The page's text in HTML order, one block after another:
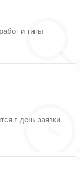
и типы
в день заявки